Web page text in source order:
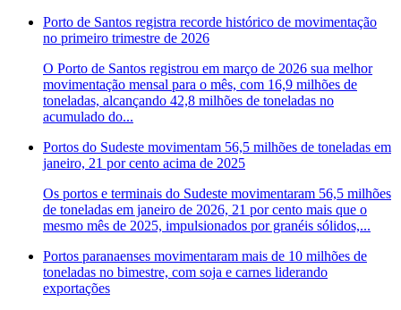
Porto de Santos registra recorde histórico de movimentação
no primeiro trimestre de 2026
O Porto de Santos registrou em março de 2026 sua melhor
movimentação mensal para o mês, com 16,9 milhões de
toneladas, alcançando 42,8 milhões de toneladas no
acumulado do...
Portos do Sudeste movimentam 56,5 milhões de toneladas em
janeiro, 21 por cento acima de 2025
Os portos e terminais do Sudeste movimentaram 56,5 milhões
de toneladas em janeiro de 2026, 21 por cento mais que o
mesmo mês de 2025, impulsionados por granéis sólidos,...
Portos paranaenses movimentaram mais de 10 milhões de
toneladas no bimestre, com soja e carnes liderando
exportações